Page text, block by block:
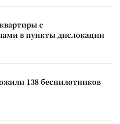
с
в пункты дислокации
138 беспилотников